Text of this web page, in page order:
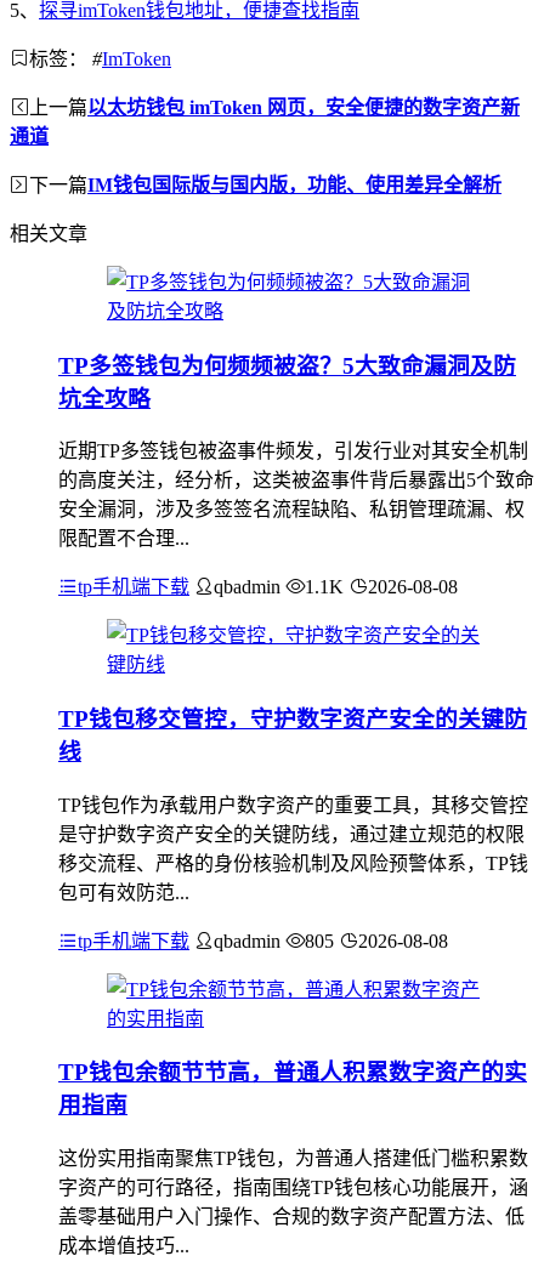
5、 探寻imToken钱包地址，便捷查找指南
标签： #ImToken
上一篇以太坊钱包 imToken 网页，安全便捷的数字资产新
通道
下一篇IM钱包国际版与国内版，功能、使用差异全解析
相关文章
TP多签钱包为何频频被盗？5大致命漏洞及防
坑全攻略
近期TP多签钱包被盗事件频发，引发行业对其安全机制
的高度关注，经分析，这类被盗事件背后暴露出5个致命
安全漏洞，涉及多签签名流程缺陷、私钥管理疏漏、权
限配置不合理...
tp手机端下载 qbadmin 1.1K 2026-08-08
TP钱包移交管控，守护数字资产安全的关键防
线
TP钱包作为承载用户数字资产的重要工具，其移交管控
是守护数字资产安全的关键防线，通过建立规范的权限
移交流程、严格的身份核验机制及风险预警体系，TP钱
包可有效防范...
tp手机端下载 qbadmin 805 2026-08-08
TP钱包余额节节高，普通人积累数字资产的实
用指南
这份实用指南聚焦TP钱包，为普通人搭建低门槛积累数
字资产的可行路径，指南围绕TP钱包核心功能展开，涵
盖零基础用户入门操作、合规的数字资产配置方法、低
成本增值技巧...